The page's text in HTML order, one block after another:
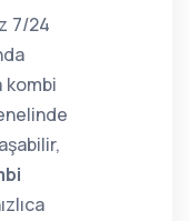
7/24
kombi